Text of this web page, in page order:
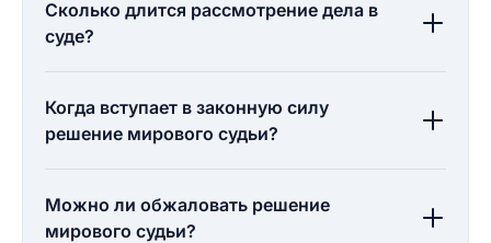
Сколько длится рассмотрение дела в
суде?
Когда вступает в законную силу
решение мирового судьи?
Можно ли обжаловать решение
мирового судьи?